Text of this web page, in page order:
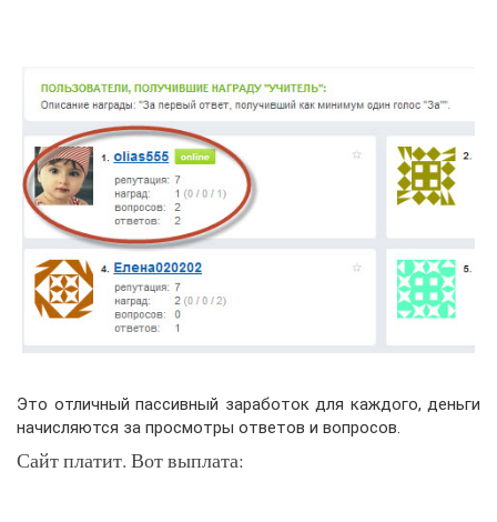
Это отличный пассивный заработок для каждого, деньги
начисляются за просмотры ответов и вопросов.
Сайт платит. Вот выплата: